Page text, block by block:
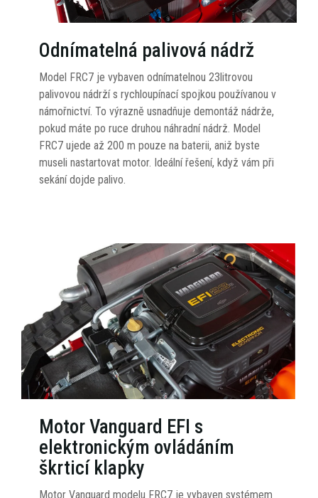
Odnímatelná palivová nádrž
Model FRC7 je vybaven odnímatelnou 23litrovou
palivovou nádrží s rychloupínací spojkou používanou v
námořnictví. To výrazně usnadňuje demontáž nádrže,
pokud máte po ruce druhou náhradní nádrž. Model
FRC7 ujede až 200 m pouze na baterii, aniž byste
museli nastartovat motor. Ideální řešení, když vám při
sekání dojde palivo.
Motor Vanguard EFI s
elektronickým ovládáním
škrticí klapky
Motor Vanguard modelu FRC7 je vybaven systémem